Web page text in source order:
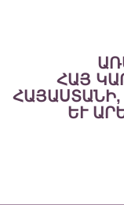
ՀԱՅ
ԵՒ